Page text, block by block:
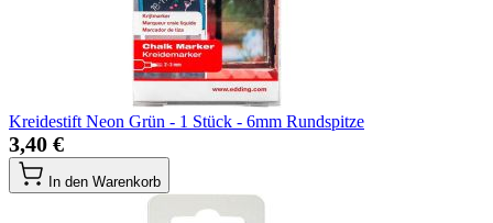
Kreidestift Neon Grün - 1 Stück - 6mm Rundspitze
3,40 €
In den Warenkorb